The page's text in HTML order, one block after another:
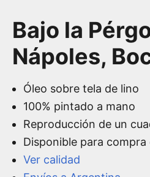
Bajo la
Nápoles,
Óleo sobre tela de lino
100% pintado a mano
Reproducción de un
Disponible para compra
Ver calidad